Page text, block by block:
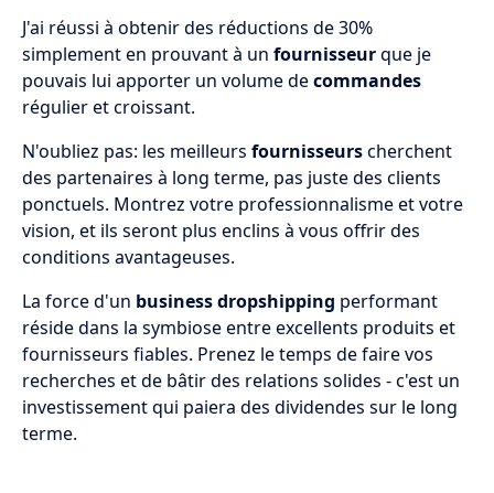
J'ai réussi à obtenir des réductions de 30%
simplement en prouvant à un fournisseurque je
pouvais lui apporter un volume decommandes
régulier et croissant.
N'oubliez pas: les meilleurs fournisseurscherchent
des partenaires à long terme, pas juste des clients
ponctuels. Montrez votre professionnalisme et votre
vision, et ils seront plus enclins à vous offrir des
conditions avantageuses.
La force d'un business dropshipping performant
réside dans la symbiose entre excellents produits et
fournisseurs fiables. Prenez le temps de faire vos
recherches et de bâtir des relations solides - c'est un
investissement qui paiera des dividendes sur le long
terme.